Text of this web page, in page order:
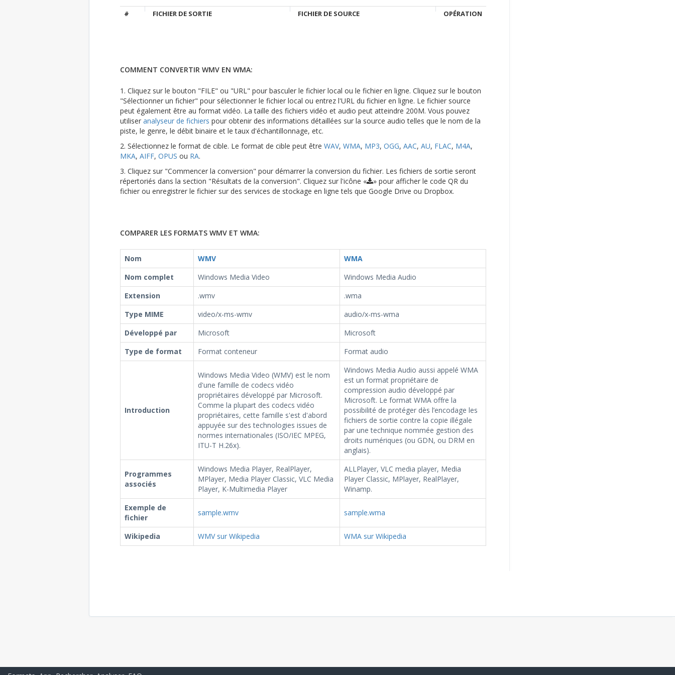
# FICHIER DE SORTIE FICHIER DE SOURCE OPÉRATION
COMMENT CONVERTIR WMV EN WMA:
1. Cliquez sur le bouton "FILE" ou "URL" pour basculer le fichier local ou le fichier en ligne. Cliquez sur le bouton
"Sélectionner un fichier" pour sélectionner le fichier local ou entrez l'URL du fichier en ligne. Le fichier source
peut également être au format vidéo. La taille des fichiers vidéo et audio peut atteindre 200M. Vous pouvez
utiliser analyseur de fichiers pour obtenir des informations détaillées sur la source audio telles que le nom de la
piste, le genre, le débit binaire et le taux d'échantillonnage, etc.
2. Sélectionnez le format de cible. Le format de cible peut être WAV, WMA, MP3, OGG, AAC, AU, FLAC, M4A,
MKA, AIFF, OPUS ou RA.
3. Cliquez sur "Commencer la conversion" pour démarrer la conversion du fichier. Les fichiers de sortie seront
répertoriés dans la section "Résultats de la conversion". Cliquez sur l'icône «
» pour afficher le code QR du
fichier ou enregistrer le fichier sur des services de stockage en ligne tels que Google Drive ou Dropbox.
COMPARER LES FORMATS WMV ET WMA:
Nom WMV
WMA
Nom complet
Windows Media Video
Windows Media Audio
Extension
.wmv
.wma
Type MIME
video/x-ms-wmv
audio/x-ms-wma
Développé par
Microsoft
Microsoft
Type de format
Format conteneur Format audio
Introduction
Windows Media Video (WMV) est le nom
d'une famille de codecs vidéo
propriétaires développé par Microsoft.
Comme la plupart des codecs vidéo
propriétaires, cette famille s'est d'abord
appuyée sur des technologies issues de
normes internationales (ISO/IEC MPEG,
ITU-T H.26x).
Windows Media Audio aussi appelé WMA
est un format propriétaire de
compression audio développé par
Microsoft. Le format WMA offre la
possibilité de protéger dès l’encodage les
fichiers de sortie contre la copie illégale
par une technique nommée gestion des
droits numériques (ou GDN, ou DRM en
anglais).
Programmes
associés
Windows Media Player, RealPlayer,
MPlayer, Media Player Classic, VLC Media
Player, K-Multimedia Player
ALLPlayer, VLC media player, Media
Player Classic, MPlayer, RealPlayer,
Winamp.
Exemple de
fichier
sample.wmv sample.wma
Wikipedia WMV sur Wikipedia WMA sur Wikipedia